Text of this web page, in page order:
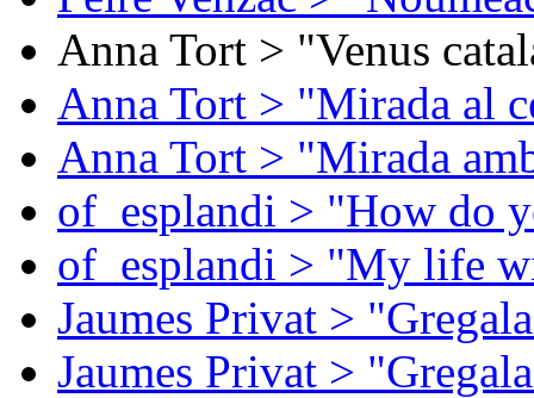
Anna Tort > "Venus
Anna Tort > "Mirada al
Anna Tort > "Mirada
of_esplandi > "How do
of_esplandi > "My life
Jaumes Privat >
Jaumes Privat >